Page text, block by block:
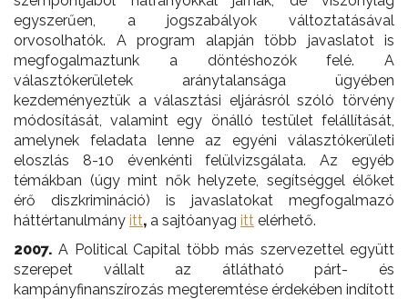
egyszerűen, a jogszabályok változtatásával
orvosolhatók. A program alapján több javaslatot is
megfogalmaztunk a döntéshozók felé. A
választókerületek aránytalansága ügyében
kezdeményeztük a választási eljárásról szóló törvény
módosítását, valamint egy önálló testület felállítását,
amelynek feladata lenne az egyéni választókerületi
eloszlás 8-10 évenkénti felülvizsgálata. Az egyéb
témákban (úgy mint nők helyzete, segítséggel élőket
érő diszkrimináció) is javaslatokat megfogalmazó
háttértanulmány itt, a sajtóanyag itt elérhető.
2007. A Political Capital több más szervezettel együtt
szerepet vállalt az átlátható párt- és
kampányfinanszírozás megteremtése érdekében indított